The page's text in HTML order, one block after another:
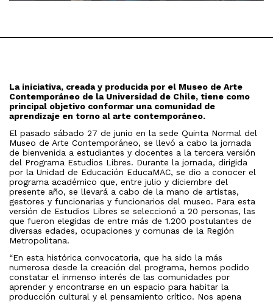
La iniciativa, creada y producida por el Museo de Arte
Contemporáneo de la Universidad de Chile, tiene como
principal objetivo conformar una comunidad de
aprendizaje en torno al arte contemporáneo.
El pasado sábado 27 de junio en la sede Quinta Normal del
Museo de Arte Contemporáneo, se llevó a cabo la jornada
de bienvenida a estudiantes y docentes a la tercera versión
del Programa Estudios Libres. Durante la jornada, dirigida
por la Unidad de Educación EducaMAC, se dio a conocer el
programa académico que, entre julio y diciembre del
presente año, se llevará a cabo de la mano de artistas,
gestores y funcionarias y funcionarios del museo. Para esta
versión de Estudios Libres se seleccionó a 20 personas, las
que fueron elegidas de entre más de 1.200 postulantes de
diversas edades, ocupaciones y comunas de la Región
Metropolitana.
“En esta histórica convocatoria, que ha sido la más
numerosa desde la creación del programa, hemos podido
constatar el inmenso interés de las comunidades por
aprender y encontrarse en un espacio para habitar la
producción cultural y el pensamiento crítico. Nos apena